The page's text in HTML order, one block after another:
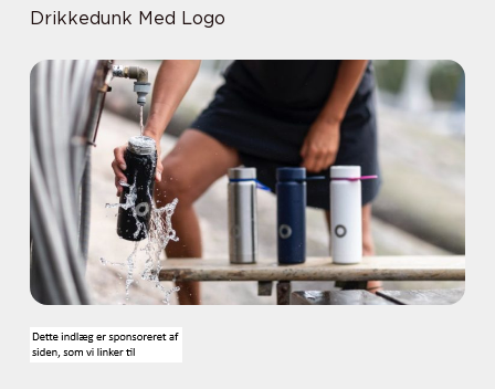
Drikkedunk Med Logo